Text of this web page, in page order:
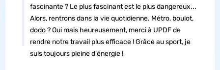
fascinante ? Le plus fascinant est le plus dangereux...
Alors, rentrons dans la vie quotidienne. Métro, boulot,
dodo ? Oui mais heureusement, merci à UPDF de
rendre notre travail plus efficace ! Grâce au sport, je
suis toujours pleine d'énergie !